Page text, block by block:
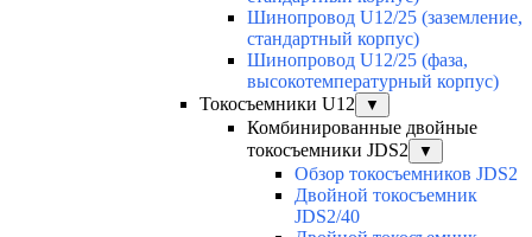
Шинопровод U12/25 (заземление,
стандартный корпус)
Шинопровод U12/25 (фаза,
высокотемпературный корпус)
Токосъемники U12
▼
Комбинированные двойные
токосъемники JDS2
▼
Обзор токосъемников JDS2
Двойной токосъемник
JDS2/40